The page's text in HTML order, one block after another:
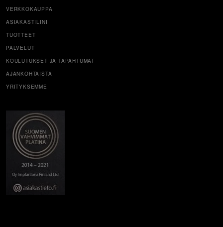
VERKKOKAUPPA
ASIAKASTILINI
TUOTTEET
PALVELUT
KOULUTUKSET JA TAPAHTUMAT
AJANKOHTAISTA
YRITYKSEMME